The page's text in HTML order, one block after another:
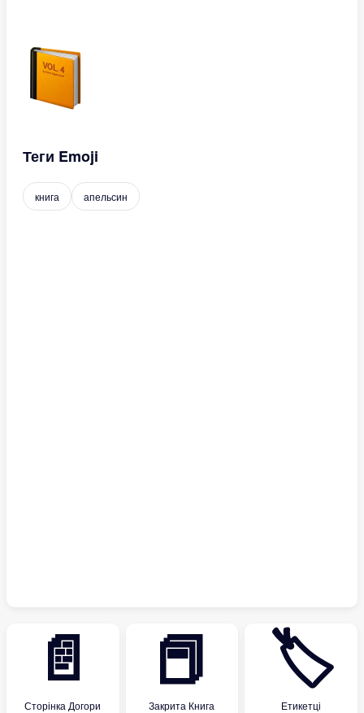
Теги Emoji
книга апельсин
📄
Сторінка Догори
📕
Закрита Книга
🏷
Етикетці